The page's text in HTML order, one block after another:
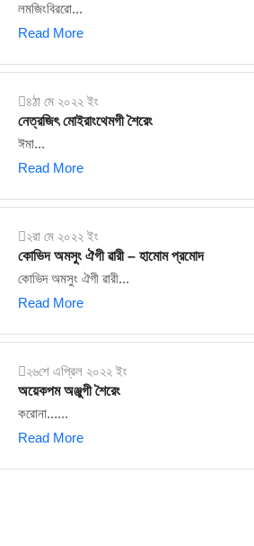
লমজিংবিররো...
Read More
৪ঠা মে ২০২২ ইং
নেত্রজিৎ মোইরাংথেমগী শৈরেং
ঈমা...
Read More
২রা মে ২০২২ ইং
কোভিদ অমসুং ঐগী ৱারী – হামোম প্রমোদ
কোভিদ অমসুং ঐগী ৱারী...
Read More
২৬শে এপ্রিল ২০২২ ইং
অয়েকপম অঞ্জুগী শৈরেং
করোনা......
Read More